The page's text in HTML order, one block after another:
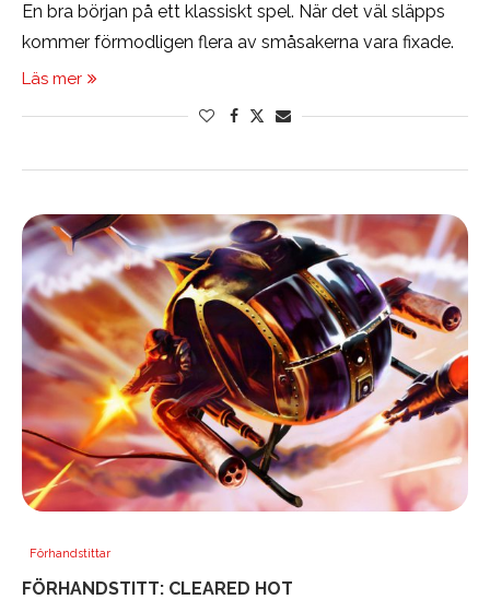
En bra början på ett klassiskt spel. När det väl släpps
kommer förmodligen flera av småsakerna vara fixade.
Läs mer
Förhandstittar
FÖRHANDSTITT: CLEARED HOT